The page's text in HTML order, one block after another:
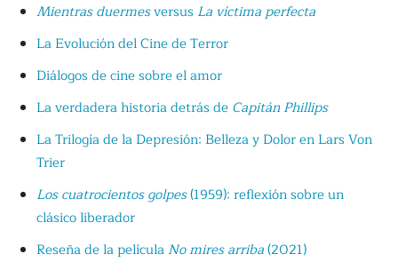
Mientras duermesversus La víctima perfecta
La Evolución del Cine de Terror
Diálogos de cine sobre el amor
La verdadera historia detrás de Capitán Phillips
La Trilogía de la Depresión: Belleza y Dolor en Lars Von
Trier
Los cuatrocientos golpes(1959): reflexión sobre un
clásico liberador
Reseña de la película No mires arriba(2021)